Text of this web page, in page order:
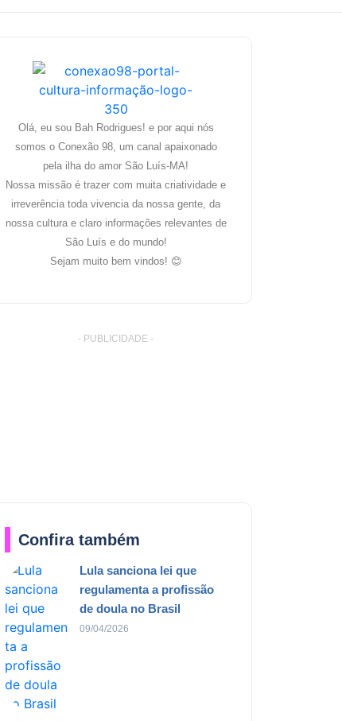
Olá, eu sou Bah Rodrigues! e por aqui nós
somos o Conexão 98, um canal apaixonado
pela ilha do amor São Luís-MA!
Nossa missão é trazer com muita criatividade e
irreverência toda vivencia da nossa gente, da
nossa cultura e claro informações relevantes de
São Luís e do mundo!
Sejam muito bem vindos! 😊
- PUBLICIDADE -
Confira também
Lula sanciona lei que
regulamenta a profissão
de doula no Brasil
09/04/2026